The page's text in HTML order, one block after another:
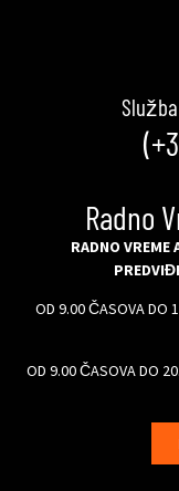
Radno
RADNO
OD 9.00 ČASOVA DO
OD 9.00 ČASOVA DO